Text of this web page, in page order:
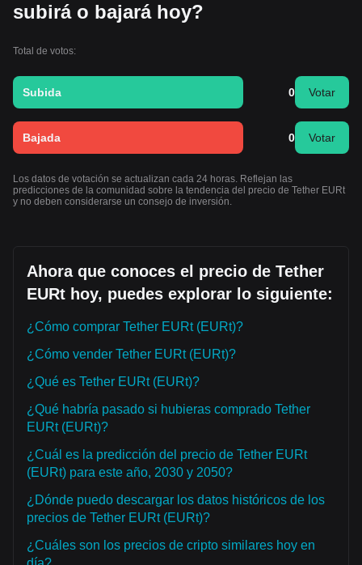
subirá o bajará hoy?
Total de votos:
Subida 0 Votar
Bajada 0 Votar
Los datos de votación se actualizan cada 24 horas. Reflejan las
predicciones de la comunidad sobre la tendencia del precio de Tether EURt
y no deben considerarse un consejo de inversión.
Ahora que conoces el precio de Tether
EURt hoy, puedes explorar lo siguiente:
¿Cómo comprar Tether EURt (EURt)?
¿Cómo vender Tether EURt (EURt)?
¿Qué es Tether EURt (EURt)?
¿Qué habría pasado si hubieras comprado Tether
EURt (EURt)?
¿Cuál es la predicción del precio de Tether EURt
(EURt) para este año, 2030 y 2050?
¿Dónde puedo descargar los datos históricos de los
precios de Tether EURt (EURt)?
¿Cuáles son los precios de cripto similares hoy en